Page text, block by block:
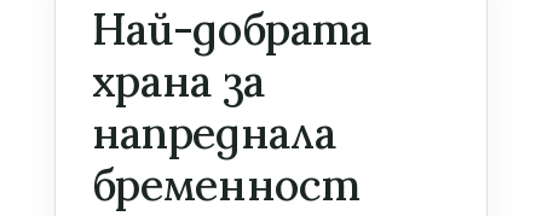
Най-добрата
храна за
напреднала
бременност